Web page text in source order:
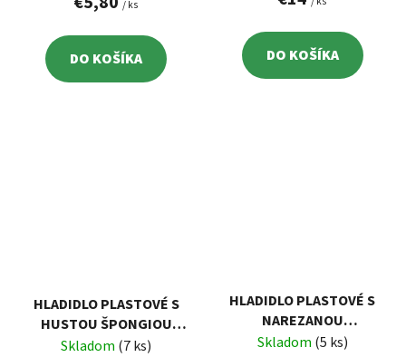
/ ks
DO KOŠÍKA DO KOŠÍKA
HLADIDLO PLASTOVÉ S
HUSTOU ŠPONGIOU
(MOLITAN), 270X130MM
Skladom (7 ks)
HLADIDLO PLASTOVÉ S
NAREZANOU
ŠPONGIOU, 270X130MM
Skladom (5 ks)